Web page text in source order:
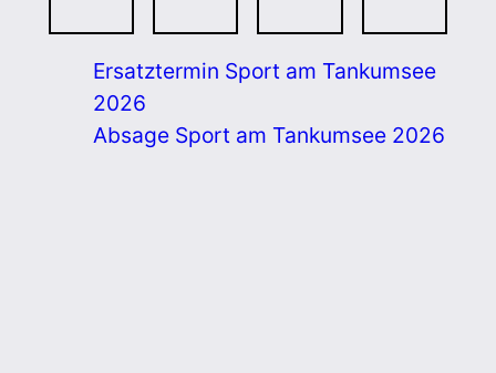
Ersatztermin Sport am Tankumsee
2026
Absage Sport am Tankumsee 2026